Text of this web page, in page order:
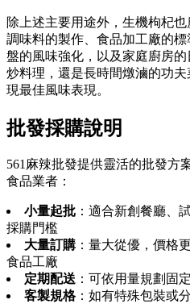
除上述主要用途外，生機枸杞
調味料的製作、食品加工廠的
盤的風味強化，以及家庭廚房
炒料理，還是長時間燉滷的功
現最佳風味表現。
批發採購說明
561麻辣批發提供靈活的批發方
食品業者：
小量起批 ：適合新創餐廳、
採購門檻
大量訂購 ：量大從優，價格
食品工廠
定期配送 ：可依用量規劃固
客製規格：如有特殊包裝或